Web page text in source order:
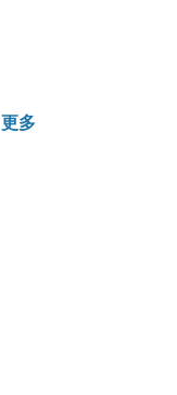
更多